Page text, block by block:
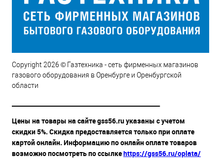
Copyright 2026 © Газтехника - сеть фирменных магазинов
газового оборудования в Оренбурге и Оренбургской
области
Цены на товары на сайте gss56.ru указаны с учетом
скидки 5%. Скидка предоставляется только при оплате
картой онлайн. Информацию по онлайн оплате товаров
возможно посмотреть по ссылкеhttps://gss56.ru/oplata/